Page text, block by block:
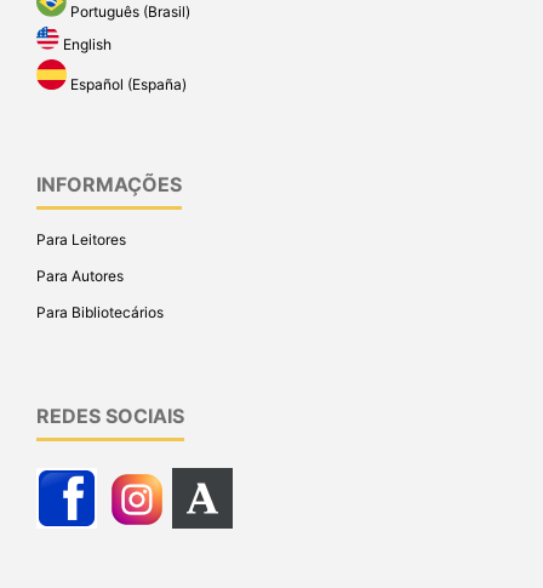
Português (Brasil)
English
Español (España)
INFORMAÇÕES
Para Leitores
Para Autores
Para Bibliotecários
REDES SOCIAIS